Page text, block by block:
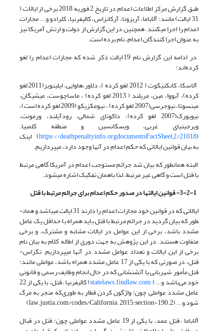
طبق گزارش مرکز اطلاعات اعدام در تاریخ 2 فوریه 2018 برخی از ایالات (
31 ایالت) مانند؛ آلاباما، آریزونا، آرکانزاس، کالیفرنیا، کلرادو و... مجازات
اعدام را اجرا می­کنند. همچنین در این گزارش از دولت و ارتش آمریکا نیز
به عنوان اجرا کنندگان اعدام، نام برده است.
در ادامه این گزارش نام 19 ایالت ذکر شده که مجازات اعدام را لغو
کرده‌اند:
آلاسکا، کانکتیکوت ( 2012 لغو کرده )، دلاور،‌هاوایی، ایلینویز(2011 لغو
کرده)، آیووا، مین، مریلند ( 2013 لغو کرده) ، ماساچوست، میشیگان،
مینسوتا، نیوجرسی(2007 لغو کرده) ، نیومکزیکو (2009 لغو کرده است)،
نیویورک(2007 لغو کرده)، داکوتای شمالی، رودآیلند، ورمونت،
ویرجینیای غربی، ویسکانسین و منطقه کلمبیا.
(
https://deathpenaltyinfo.orgdocumentsFactSheet,2/21018) اینک
به بیان قوانین ایالاتی که حکم اعدام در آن­ها وجود دارد، می­پردازیم.
البته همان­طور که بیان شد جرائم مستوجب اعدام در آمریکا گاهی مرتبط
با قتل است و گاهی غیر مرتبط، لذا باهمان تفکیک اشاره می­شود.
ایالاتی که در قوانین خود مجازات اعدام را دارند 31 ایالت می­باشد و همان­
طور که بیان گردید در جرائم مرتبط با قتل باید همراه با حداقل یک عامل
مشدد باشد، برخی از این عوامل در ایالات مشابه و مشترک، و برخی
متفاوت هستند. در این پژوهش به جهت دوری از اطاله کلام به بیان نام
برخی از این ایالات و تعداد عوامل مشدد در آن­ها می­پردازیم. تگزاس-
قتل، در صورتی که با یکی از 17 عامل مشدد همراه باشد، عواملی مانند:
قتل مأمور شهربانی یا آتش­نشانی که در حال انجام وظایف رسمی و قانونی
خود می‌باشد و... (statelaws.findlaw.com ) کالیفرنیا – قتل، با یکی از 22
عامل مشدد عواملی چون: واژگون کردن قطار به طوری‌که منجر به مرگ
شود و... (law.justia.com/codes/California , 2015:section-190.2)
آلاباما – قتل عمد، با یکی از 19 عامل مشدد عواملی چون: قتل در قبال